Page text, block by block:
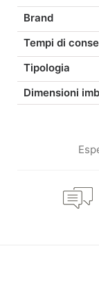
Brand
Tempi di
Tipologia
Dimensioni